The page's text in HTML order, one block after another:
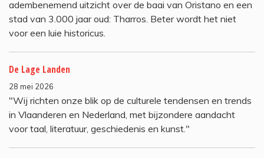
adembenemend uitzicht over de baai van Oristano en een
stad van 3.000 jaar oud: Tharros. Beter wordt het niet
voor een luie historicus.
De Lage Landen
28 mei 2026
"Wij richten onze blik op de culturele tendensen en trends
in Vlaanderen en Nederland, met bijzondere aandacht
voor taal, literatuur, geschiedenis en kunst."